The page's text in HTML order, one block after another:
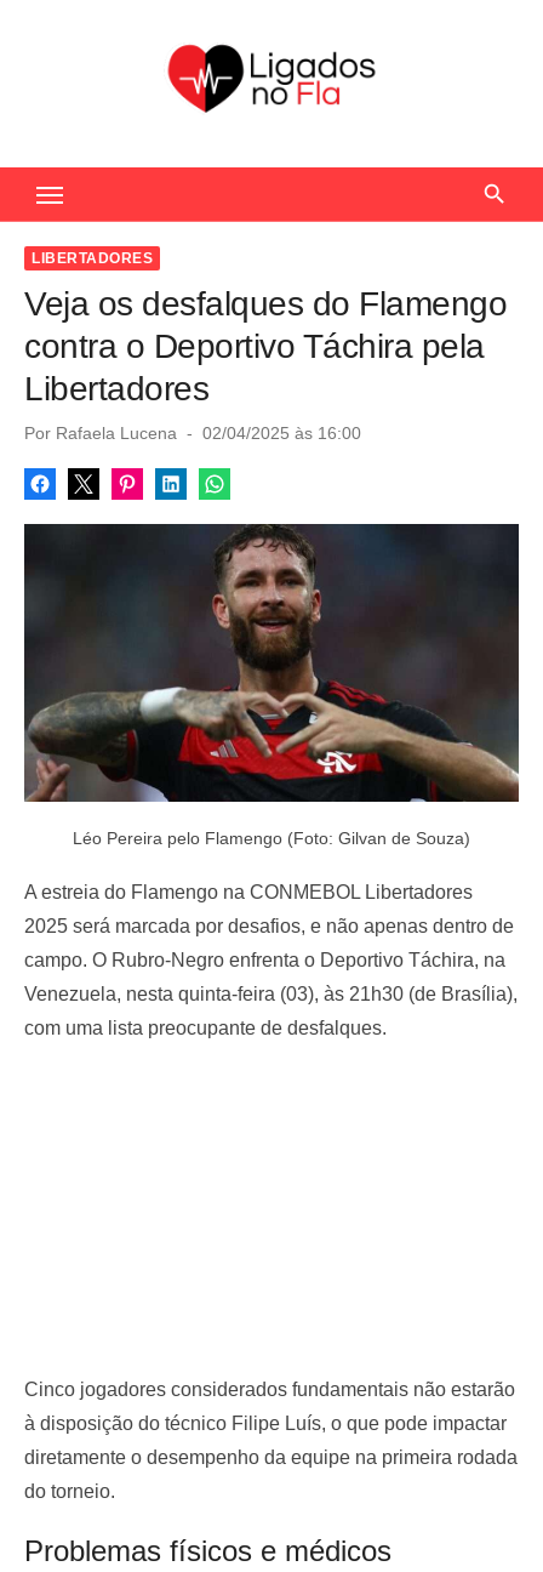
c
LIBERTADORES
Veja os desfalques do Flamengo
contra o Deportivo Táchira pela
Libertadores
Por Rafaela Lucena
P
s
t
02/04/2025 às 16:00
Léo Pereira pelo Flamengo (Foto: Gilvan de Souza)
A estreia do Flamengo na CONMEBOL Libertadores
2025 será marcada por desafios, e não apenas dentro de
campo. O Rubro-Negro enfrenta o Deportivo Táchira, na
Venezuela, nesta quinta-feira (03), às 21h30 (de Brasília),
com uma lista preocupante de desfalques.
Cinco jogadores considerados fundamentais não estarão
à disposição do técnico Filipe Luís, o que pode impactar
diretamente o desempenho da equipe na primeira rodada
do torneio.
Problemas físicos e médicos